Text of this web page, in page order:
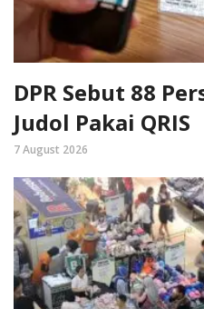
DPR Sebut 88
Judol Pakai QRIS
7 August 2026